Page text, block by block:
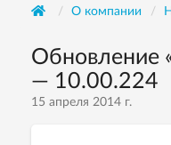
О компании
Обновление
— 10.00.224
15 апреля 2014 г.